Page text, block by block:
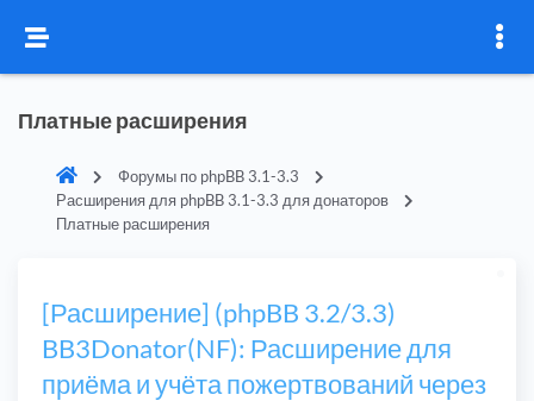
Платные расширения
Форумы по phpBB 3.1-3.3
Расширения для phpBB 3.1-3.3 для донаторов
Платные расширения
[Расширение] (phpBB 3.2/3.3)
BB3Donator(NF): Расширение для
приёма и учёта пожертвований через